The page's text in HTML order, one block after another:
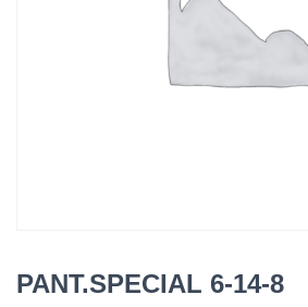
PANT.SPECIAL 6-14-8